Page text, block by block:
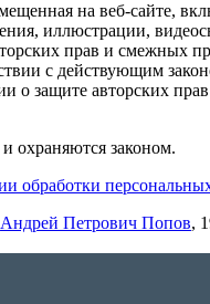
на веб-сайте,
иллюстрации,
прав и смежных
с действующим
о защите авторских
охраняются законом.
обработки
Андрей Петрович Попов,